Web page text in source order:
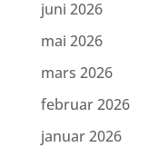
juni 2026
mai 2026
mars 2026
februar 2026
januar 2026